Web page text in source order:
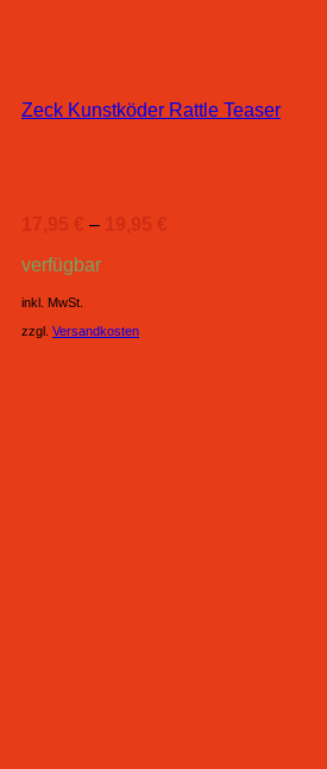
Zeck Kunstköder Rattle Teaser
17,95 € – 19,95 €
verfügbar
inkl. MwSt.
zzgl. Versandkosten